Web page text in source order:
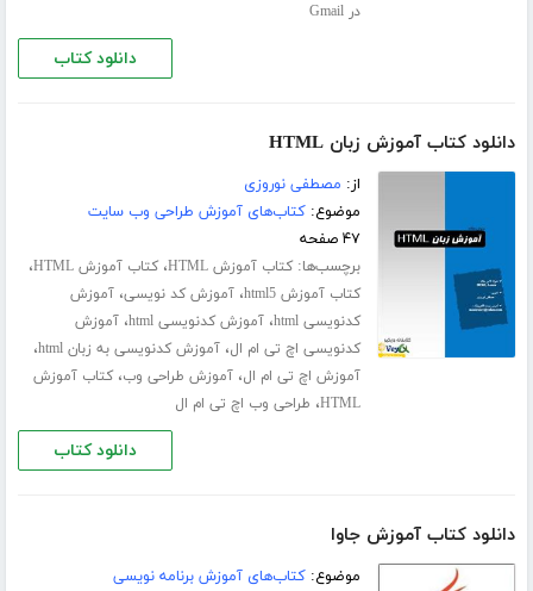
در Gmail
دانلود کتاب
دانلود کتاب آموزش زبان HTML
از: مصطفی نوروزی
موضوع:کتاب‌های آموزش طراحی وب سایت
۴۷ صفحه
برچسب‌ها:کتاب آموزش HTML ،کتاب آموزش HTML ،
کتاب آموزش html5 ،آموزش کد نویسی،آموزش
کدنویسی html
،آموزش کدنویسی html ،آموزش
کدنویسی اچ تی ام ال،آموزش کدنویسی به زبان html ،
آموزش اچ تی ام ال،آموزش طراحی وب،کتاب آموزش
HTML، طراحی وب اچ تی ام ال
دانلود کتاب
دانلود کتاب آموزش جاوا
موضوع:کتاب‌های آموزش برنامه نویسی